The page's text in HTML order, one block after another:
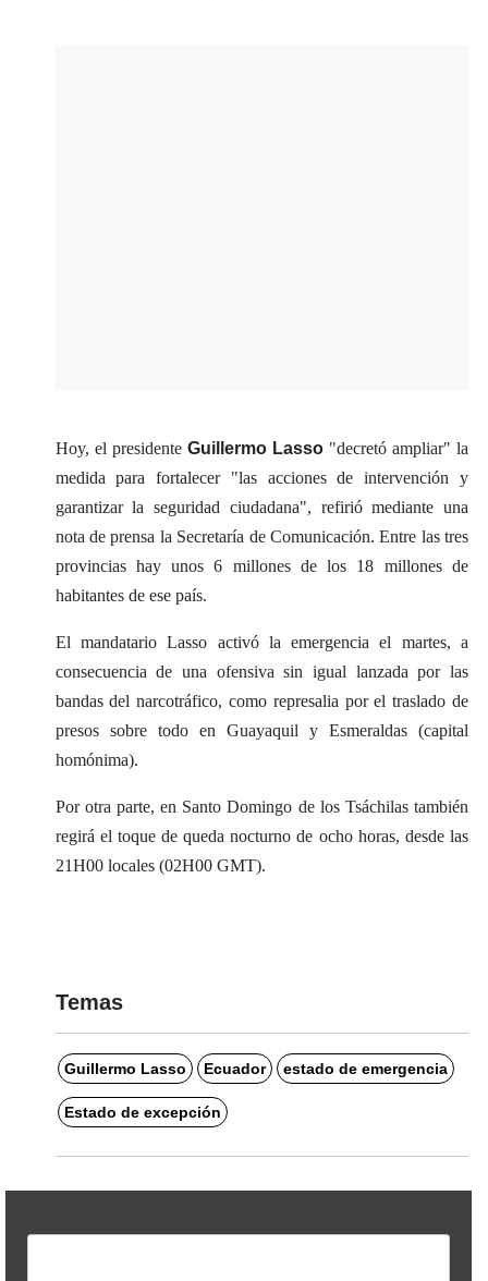
Hoy, el presidente Guillermo Lasso"decretó ampliar" la
medida para fortalecer "las acciones de intervención y
garantizar la seguridad ciudadana", refirió mediante una
nota de prensa la Secretaría de Comunicación. Entre las tres
provincias hay unos 6 millones de los 18 millones de
habitantes de ese país.
El mandatario Lasso activó la emergencia el martes, a
consecuencia de una ofensiva sin igual lanzada por las
bandas del narcotráfico, como represalia por el traslado de
presos sobre todo en Guayaquil y Esmeraldas (capital
homónima).
Por otra parte, en Santo Domingo de los Tsáchilas también
regirá el toque de queda nocturno de ocho horas, desde las
21H00 locales (02H00 GMT).
Temas
Guillermo Lasso Ecuador estado de emergencia
Estado de excepción